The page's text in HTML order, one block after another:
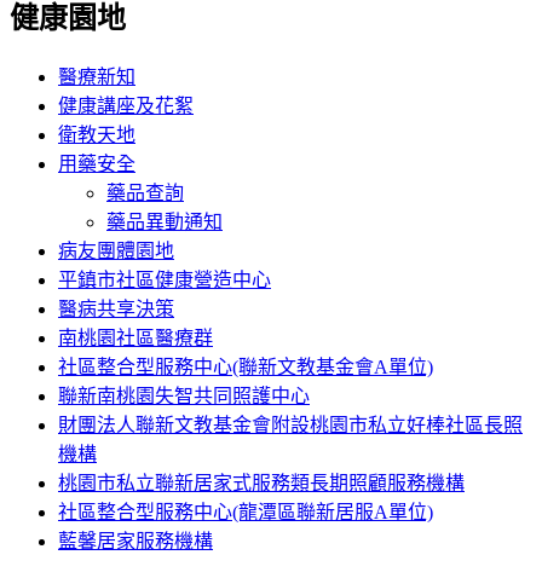
健康園地
醫療新知
健康講座及花絮
衛教天地
用藥安全
藥品查詢
藥品異動通知
病友團體園地
平鎮市社區健康營造中心
醫病共享決策
南桃園社區醫療群
社區整合型服務中心(聯新文教基金會A單位)
聯新南桃園失智共同照護中心
財團法人聯新文教基金會附設桃園市私立好棒社區長照
機構
桃園市私立聯新居家式服務類長期照顧服務機構
社區整合型服務中心(龍潭區聯新居服A單位)
藍馨居家服務機構